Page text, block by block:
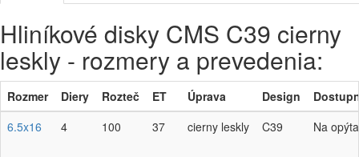
Hliníkové disky CMS C39 cierny
leskly - rozmery a prevedenia:
Rozmer Diery Rozteč ET Úprava Design
6.5x16
4 100 37 cierny leskly C39 Na